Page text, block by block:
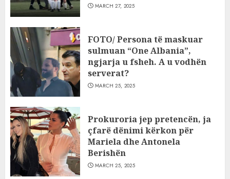
MARCH 27, 2025
FOTO/ Persona të maskuar
sulmuan “One Albania”,
ngjarja u fsheh. A u vodhën
serverat?
MARCH 25, 2025
Prokuroria jep pretencën, ja
çfarë dënimi kërkon për
Mariela dhe Antonela
Berishën
MARCH 25, 2025